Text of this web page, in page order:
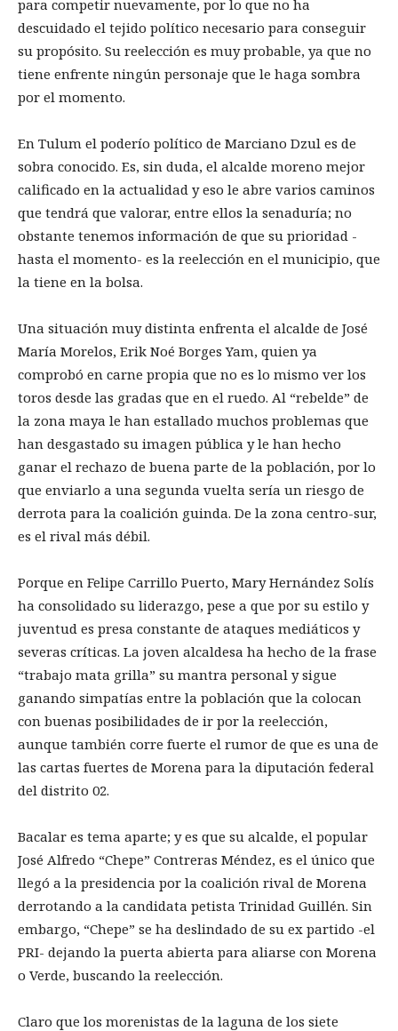
para competir nuevamente, por lo que no ha
descuidado el tejido político necesario para conseguir
su propósito. Su reelección es muy probable, ya que no
tiene enfrente ningún personaje que le haga sombra
por el momento.
En Tulum el poderío político de Marciano Dzul es de
sobra conocido. Es, sin duda, el alcalde moreno mejor
calificado en la actualidad y eso le abre varios caminos
que tendrá que valorar, entre ellos la senaduría; no
obstante tenemos información de que su prioridad -
hasta el momento- es la reelección en el municipio, que
la tiene en la bolsa.
Una situación muy distinta enfrenta el alcalde de José
María Morelos, Erik Noé Borges Yam, quien ya
comprobó en carne propia que no es lo mismo ver los
toros desde las gradas que en el ruedo. Al “rebelde” de
la zona maya le han estallado muchos problemas que
han desgastado su imagen pública y le han hecho
ganar el rechazo de buena parte de la población, por lo
que enviarlo a una segunda vuelta sería un riesgo de
derrota para la coalición guinda. De la zona centro-sur,
es el rival más débil.
Porque en Felipe Carrillo Puerto, Mary Hernández Solís
ha consolidado su liderazgo, pese a que por su estilo y
juventud es presa constante de ataques mediáticos y
severas críticas. La joven alcaldesa ha hecho de la frase
“trabajo mata grilla” su mantra personal y sigue
ganando simpatías entre la población que la colocan
con buenas posibilidades de ir por la reelección,
aunque también corre fuerte el rumor de que es una de
las cartas fuertes de Morena para la diputación federal
del distrito 02.
Bacalar es tema aparte; y es que su alcalde, el popular
José Alfredo “Chepe” Contreras Méndez, es el único que
llegó a la presidencia por la coalición rival de Morena
derrotando a la candidata petista Trinidad Guillén. Sin
embargo, “Chepe” se ha deslindado de su ex partido -el
PRI- dejando la puerta abierta para aliarse con Morena
o Verde, buscando la reelección.
Claro que los morenistas de la laguna de los siete